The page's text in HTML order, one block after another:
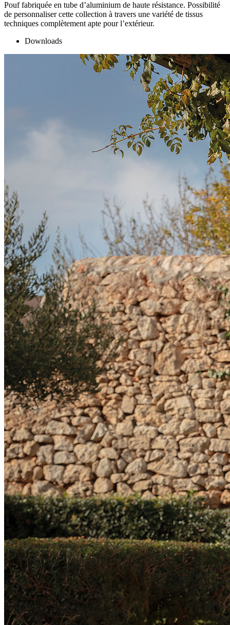
Pouf fabriquée en tube d’aluminium de haute résistance. Possibilité
de personnaliser cette collection à travers une variété de tissus
techniques complètement apte pour l’extérieur.
Downloads